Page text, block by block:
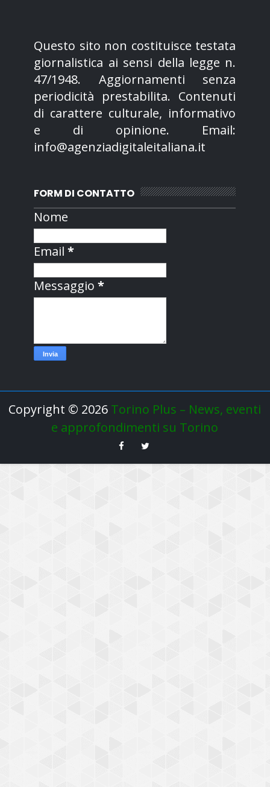
Questo sito non costituisce testata
giornalistica ai sensi della legge n.
47/1948. Aggiornamenti senza
periodicità prestabilita. Contenuti
di carattere culturale, informativo
e di opinione. Email:
info@agenziadigitaleitaliana.it
FORM DI CONTATTO
Nome
Email*
Messaggio*
Copyright © 2026 Torino Plus – News, eventi
e approfondimenti su Torino